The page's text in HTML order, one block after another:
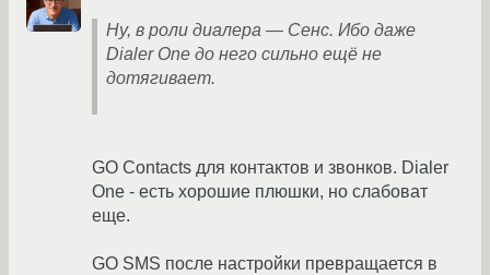
Ну, в роли диалера — Сенс. Ибо даже
Dialer One до него сильно ещё не
дотягивает.
GO Contacts для контактов и звонков. Dialer
One - есть хорошие плюшки, но слабоват
еще.
GO SMS после настройки превращается в